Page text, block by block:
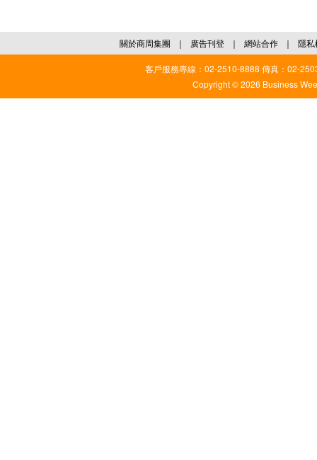
關於商周集團 ｜ 廣告刊登 ｜ 網站合作 ｜ 隱私
客戶服務專線：02-2510-8888 傳真：02-
Copyright © 2026 Business